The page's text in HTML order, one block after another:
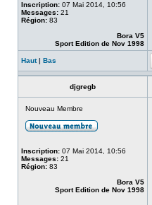
Inscription: 07 Mai 2014, 10:56
Messages: 21
Région: 83
Bora V5
Sport Edition de Nov 1998
Haut| Bas
djgregb
Nouveau Membre
Inscription: 07 Mai 2014, 10:56
Messages: 21
Région: 83
Bora V5
Sport Edition de Nov 1998